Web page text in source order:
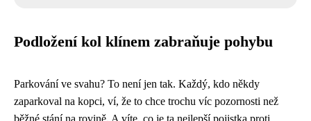
Podložení kol klínem zabraňuje pohybu
Parkování ve svahu? To není jen tak. Každý, kdo někdy
zaparkoval na kopci, ví, že to chce trochu víc pozornosti než
běžné stání na rovině. A víte, co je ta nejlepší pojistka proti